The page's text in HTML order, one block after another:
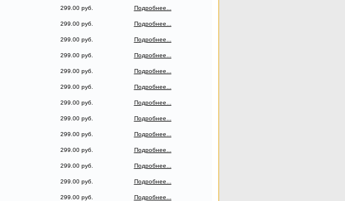
299.00 руб.
Подробнее...
299.00 руб.
Подробнее...
299.00 руб.
Подробнее...
299.00 руб.
Подробнее...
299.00 руб.
Подробнее...
299.00 руб.
Подробнее...
299.00 руб.
Подробнее...
299.00 руб.
Подробнее...
299.00 руб.
Подробнее...
299.00 руб.
Подробнее...
299.00 руб.
Подробнее...
299.00 руб.
Подробнее...
299.00 руб.
Подробнее...